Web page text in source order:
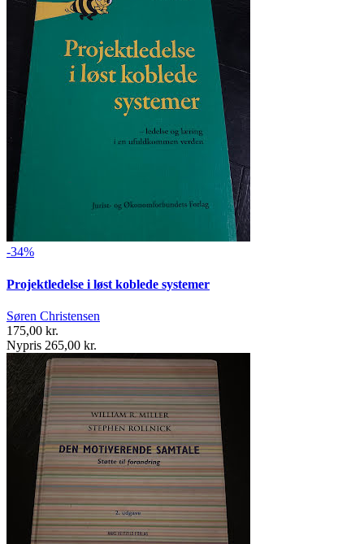
-34%
Projektledelse i løst koblede systemer
Søren Christensen
175,00 kr.
Nypris 265,00 kr.